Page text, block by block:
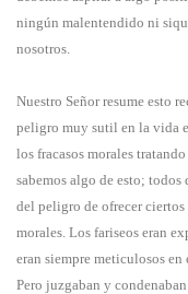
ningún malentendido ni
nosotros.
Nuestro Señor resume esto
peligro muy sutil en la vida
los fracasos morales
sabemos algo de esto;
del peligro de ofrecer
morales. Los fariseos eran
eran siempre meticulosos
Pero juzgaban y